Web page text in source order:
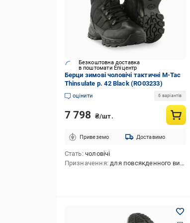
Безкоштовна доставка
в поштомати Епіцентр
Берци зимові чоловічі тактичні M-Tac
Thinsulate р. 42 Black (RO03233)
оцінити 6 варіантів
7 798 ₴/шт.
Привеземо Доставимо
Стать чоловічі
Призначення для повсякденного використання,для полювання,для тактичної стрільби,для туризму,для активного відпочинку